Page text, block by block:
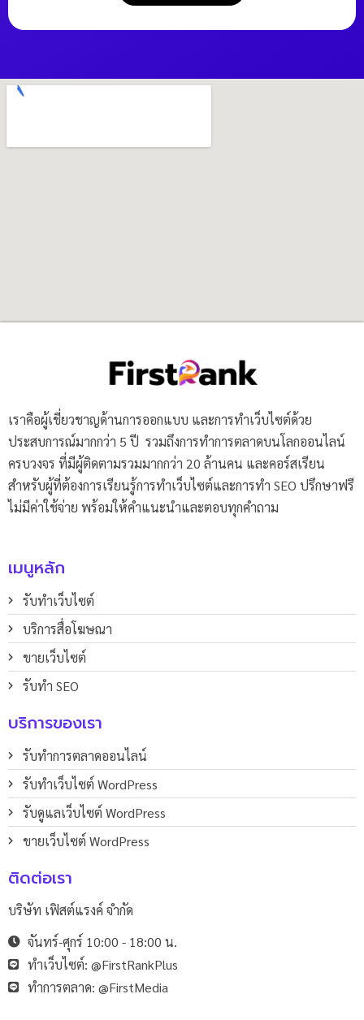
เราคือผู้เชี่ยวชาญด้านการออกแบบ และการทำเว็บไซต์ด้วย
ประสบการณ์มากกว่า 5 ปี รวมถึงการทำการตลาดบนโลกออนไลน์
ครบวงจร ที่มีผู้ติดตามรวมมากกว่า 20 ล้านคน และคอร์สเรียน
สำหรับผู้ที่ต้องการเรียนรู้การทำเว็บไซต์และการทำ SEO ปรึกษาฟรี
ไม่มีค่าใช้จ่าย พร้อมให้คำแนะนำและตอบทุกคำถาม
เมนูหลัก
รับทำเว็บไซต์
บริการสื่อโฆษณา
ขายเว็บไซต์
รับทำ SEO
บริการของเรา
รับทำการตลาดออนไลน์
รับทําเว็บไซต์ WordPress
รับดูแลเว็บไซต์ WordPress
ขายเว็บไซต์ WordPress
ติดต่อเรา
บริษัท เฟิสต์แรงค์ จำกัด
จันทร์-ศุกร์ 10:00 - 18:00 น.
ทำเว็บไซต์: @FirstRankPlus
ทำการตลาด: @FirstMedia